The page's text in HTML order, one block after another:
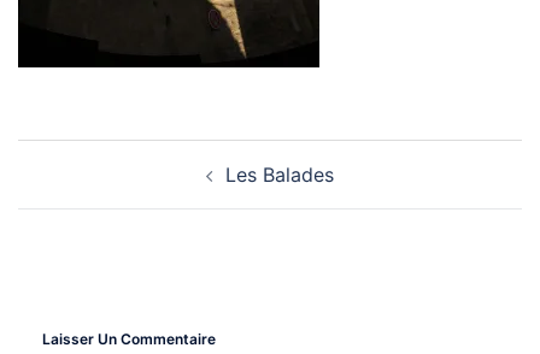
Les Balades
Laisser Un Commentaire